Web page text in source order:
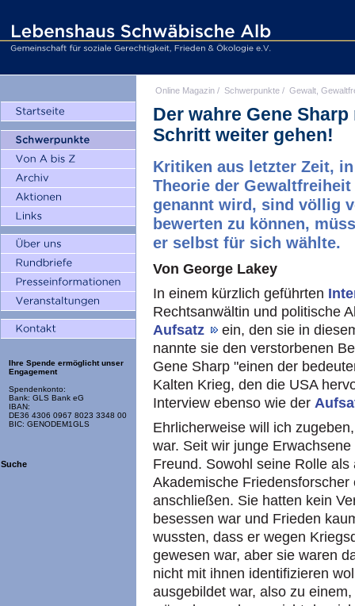
Ihre Spende ermöglicht unser
Engagement
Spendenkonto:
Bank: GLS Bank eG
IBAN:
DE36 4306 0967 8023 3348 00
BIC: GENODEM1GLS
Suche
Online Magazin / Schwerpunkte / Gewalt,
Der wahre Gene
Schritt weiter gehen!
Kritiken aus letzter Zeit,
Theorie der
genannt wird, sind völlig
bewerten zu können,
er selbst für sich wählte.
Von George Lakey
In einem kürzlich geführten
Rechtsanwältin und politische
Aufsatz
ein, den sie in
nannte sie den verstorbenen
Gene Sharp "einen der
Kalten Krieg, den die USA
Interview ebenso wie der
Ehrlicherweise will ich
war. Seit wir junge
Freund. Sowohl seine Rolle
Akademische
anschließen. Sie hatten kein
besessen war und Frieden
wussten, dass er wegen
gewesen war, aber sie waren
nicht mit ihnen identifizieren
ausgebildet war, also zu